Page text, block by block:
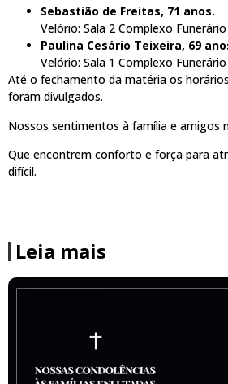
Sebastião de Freitas, 71 anos.
Velório: Sala 2 Complexo
Paulina Cesário Teixeira, 69
Velório: Sala 1 Complexo
Até o fechamento da matéria os
foram divulgados.
Nossos sentimentos à família e amigos
Que encontrem conforto e força para
difícil.
Leia mais